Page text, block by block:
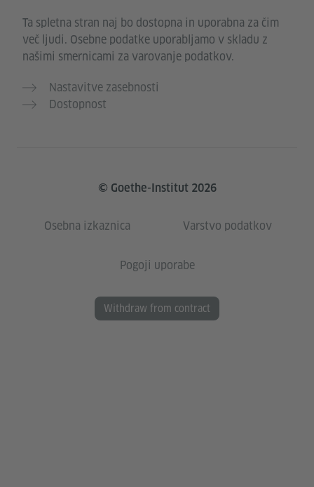
Ta spletna stran naj bo dostopna in uporabna za čim
več ljudi. Osebne podatke uporabljamo v skladu z
našimi smernicami za varovanje podatkov.
Nastavitve zasebnosti
Dostopnost
© Goethe-Institut 2026
Osebna izkaznica Varstvo podatkov
Pogoji uporabe
Withdraw from contract